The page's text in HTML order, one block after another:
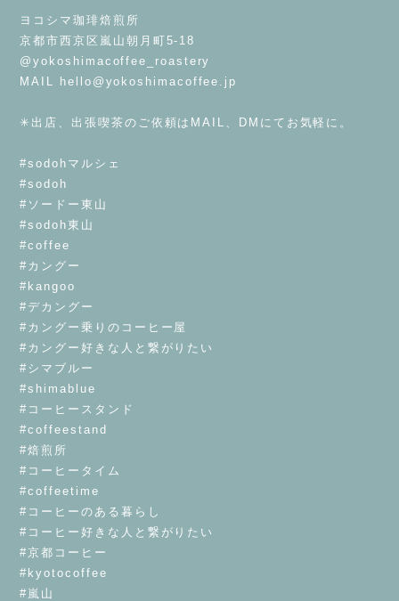
ヨコシマ珈琲焙煎所
京都市西京区嵐山朝月町5-18
@yokoshimacoffee_roastery
MAIL
hello@yokoshimacoffee.jp
✳︎出店、出張喫茶のご依頼はMAIL、DMにてお気軽に。
#sodohマルシェ
#sodoh
#ソードー東山
#sodoh東山
#coffee
#カングー
#kangoo
#デカングー
#カングー乗りのコーヒー屋
#カングー好きな人と繋がりたい
#シマブルー
#shimablue
#コーヒースタンド
#coffeestand
#焙煎所
#コーヒータイム
#coffeetime
#コーヒーのある暮らし
#コーヒー好きな人と繋がりたい
#京都コーヒー
#kyotocoffee
#嵐山